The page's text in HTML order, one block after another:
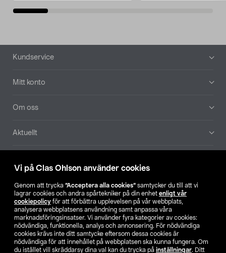
Vi på Clas Ohlson använder cookies
Genom att trycka ”Acceptera alla cookies” samtycker du till att vi
lagrar cookies och andra spårtekniker på din enhet enligt vår
cookiepolicy för att förbättra upplevelsen på vår webbplats,
analysera webbplatsens användning samt anpassa våra
marknadsföringsinsatser. Vi använder fyra kategorier av cookies:
nödvändiga, funktionella, analys och annonsering. För nödvändiga
cookies krävs inte ditt samtycke eftersom dessa cookies är
nödvändiga för att innehållet på webbplatsen ska kunna fungera. Om
du istället vill skräddarsy dina val kan du trycka på inställningar. Ditt
Sidfot
Kundservice
Mitt konto
Om oss
Aktuellt
Hitta butik
SE NO FI